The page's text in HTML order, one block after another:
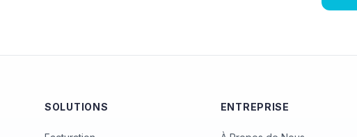
SOLUTIONS ENTREPRISE